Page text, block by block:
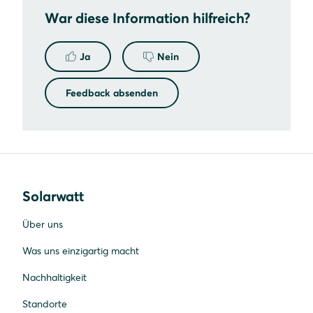
War diese Information hilfreich?
Ja Nein
Feedback absenden
Solarwatt
Über uns
Was uns einzigartig macht
Nachhaltigkeit
Standorte